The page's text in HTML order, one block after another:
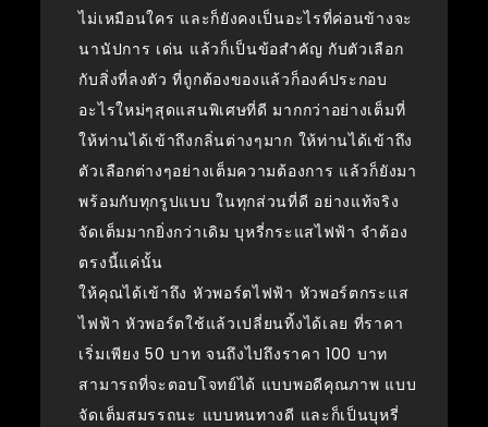
ไม่เหมือนใคร และก็ยังคงเป็นอะไรที่ค่อนข้างจะ
นานัปการ เด่น แล้วก็เป็นข้อสำคัญ กับตัวเลือก
กับสิ่งที่ลงตัว ที่ถูกต้องของแล้วก็องค์ประกอบ
อะไรใหม่ๆสุดแสนพิเศษที่ดี มากกว่าอย่างเต็มที่
ให้ท่านได้เข้าถึงกลิ่นต่างๆมาก ให้ท่านได้เข้าถึง
ตัวเลือกต่างๆอย่างเต็มความต้องการ แล้วก็ยังมา
พร้อมกับทุกรูปแบบ ในทุกส่วนที่ดี อย่างแท้จริง
จัดเต็มมากยิ่งกว่าเดิม บุหรี่กระแสไฟฟ้า จำต้อง
ตรงนี้แค่นั้น
ให้คุณได้เข้าถึง หัวพอร์ตไฟฟ้า หัวพอร์ตกระแส
ไฟฟ้า หัวพอร์ตใช้แล้วเปลี่ยนทิ้งได้เลย ที่ราคา
เริ่มเพียง 50 บาท จนถึงไปถึงราคา 100 บาท
สามารถที่จะตอบโจทย์ได้ แบบพอดีคุณภาพ แบบ
จัดเต็มสมรรถนะ แบบหนทางดี และก็เป็นบุหรี่